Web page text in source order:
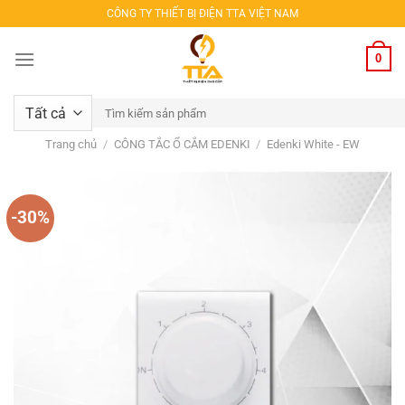
qua
nội
CÔNG TY THIẾT BỊ ĐIỆN TTA VIỆT NAM
0
Tìm
kiếm:
Trang chủ / CÔNG TẮC Ổ CẮM EDENKI / Edenki White - EW
-30%